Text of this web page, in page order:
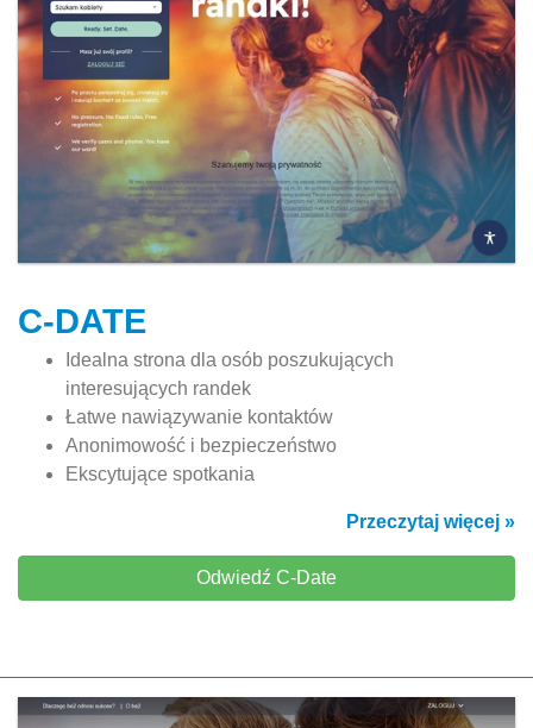
C-DATE
Idealna strona dla osób poszukujących
interesujących randek
Łatwe nawiązywanie kontaktów
Anonimowość i bezpieczeństwo
Ekscytujące spotkania
Przeczytaj więcej »
Odwiedź C-Date